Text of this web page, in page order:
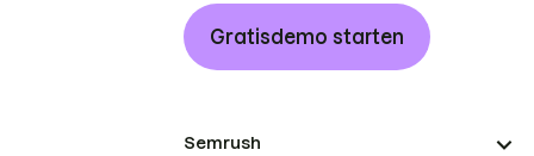
Gratisdemo starten
Semrush